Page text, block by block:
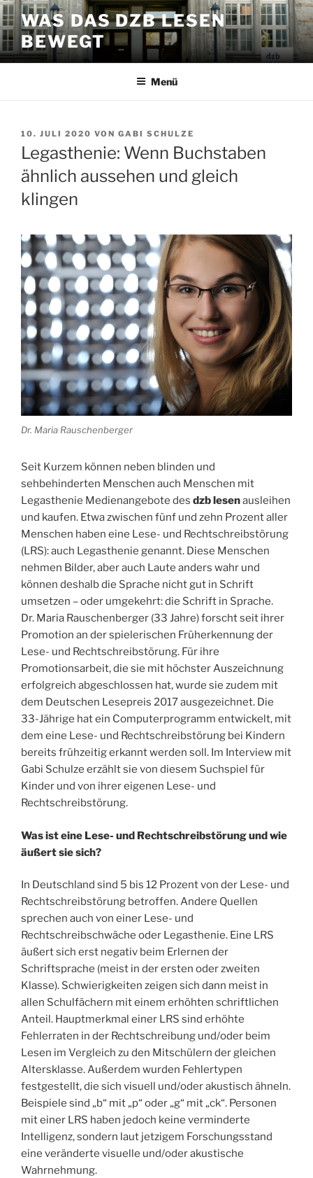
Zum
Inhalt
springen
WAS DAS DZB LESEN
BEWEGT
Menü
Legasthenie: Wenn Buchstaben
ähnlich aussehen und gleich
klingen
VERÖFFENTLICHT
AM
10. JULI 2020 VON GABI SCHULZE
Dr. Maria Rauschenberger
Seit Kurzem können neben blinden und
sehbehinderten Menschen auch Menschen mit
Legasthenie Medienangebote des dzb lesenausleihen
und kaufen. Etwa zwischen fünf und zehn Prozent aller
Menschen haben eine Lese- und Rechtschreibstörung
(LRS): auch Legasthenie genannt. Diese Menschen
nehmen Bilder, aber auch Laute anders wahr und
können deshalb die Sprache nicht gut in Schrift
umsetzen – oder umgekehrt: die Schrift in Sprache.
Dr. Maria Rauschenberger (33 Jahre) forscht seit ihrer
Promotion an der spielerischen Früherkennung der
Lese- und Rechtschreibstörung. Für ihre
Promotionsarbeit, die sie mit höchster Auszeichnung
erfolgreich abgeschlossen hat, wurde sie zudem mit
dem Deutschen Lesepreis 2017 ausgezeichnet. Die
33-Jährige hat ein Computerprogramm entwickelt, mit
dem eine Lese- und Rechtschreibstörung bei Kindern
bereits frühzeitig erkannt werden soll. Im Interview mit
Gabi Schulze erzählt sie von diesem Suchspiel für
Kinder und von ihrer eigenen Lese- und
Rechtschreibstörung.
Was ist eine Lese- und Rechtschreibstörung und wie
äußert sie sich?
In Deutschland sind 5 bis 12 Prozent von der Lese- und
Rechtschreibstörung betroffen. Andere Quellen
sprechen auch von einer Lese- und
Rechtschreibschwäche oder Legasthenie. Eine LRS
äußert sich erst negativ beim Erlernen der
Schriftsprache (meist in der ersten oder zweiten
Klasse). Schwierigkeiten zeigen sich dann meist in
allen Schulfächern mit einem erhöhten schriftlichen
Anteil. Hauptmerkmal einer LRS sind erhöhte
Fehlerraten in der Rechtschreibung und/oder beim
Lesen im Vergleich zu den Mitschülern der gleichen
Altersklasse. Außerdem wurden Fehlertypen
festgestellt, die sich visuell und/oder akustisch ähneln.
Beispiele sind „b“ mit „p“ oder „g“ mit „ck“. Personen
mit einer LRS haben jedoch keine verminderte
Intelligenz, sondern laut jetzigem Forschungsstand
eine veränderte visuelle und/oder akustische
Wahrnehmung.